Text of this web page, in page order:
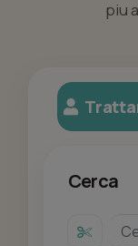
piu
Cerca